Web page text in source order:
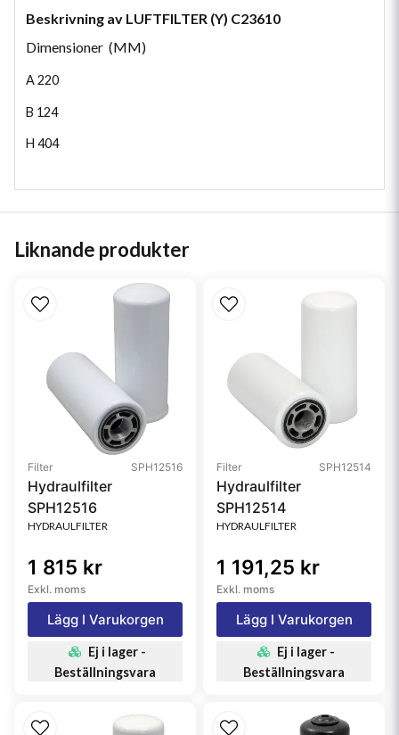
Beskrivning av LUFTFILTER (Y) C23610
Dimensioner (MM)
A220
B 124
H 404
Liknande produkter
Filter SPH12516
Hydraulfilter
SPH12516
HYDRAULFILTER
1 815 kr
Exkl. moms
Lägg I Varukorgen
Ej i lager -
Beställningsvara
Filter SPH12514
Hydraulfilter
SPH12514
HYDRAULFILTER
1 191,25 kr
Exkl. moms
Lägg I Varukorgen
Ej i lager -
Beställningsvara